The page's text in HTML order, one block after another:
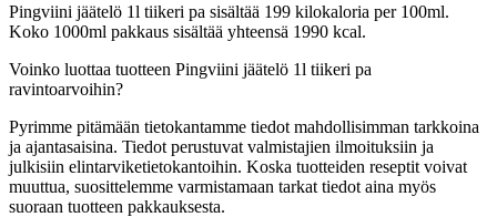
Pingviini jäätelö 1l tiikeri pa sisältää 199 kilokaloria per 100ml.
Koko 1000ml pakkaus sisältää yhteensä 1990 kcal.
Voinko luottaa tuotteen Pingviini jäätelö 1l tiikeri pa
ravintoarvoihin?
Pyrimme pitämään tietokantamme tiedot mahdollisimman tarkkoina
ja ajantasaisina. Tiedot perustuvat valmistajien ilmoituksiin ja
julkisiin elintarviketietokantoihin. Koska tuotteiden reseptit voivat
muuttua, suosittelemme varmistamaan tarkat tiedot aina myös
suoraan tuotteen pakkauksesta.